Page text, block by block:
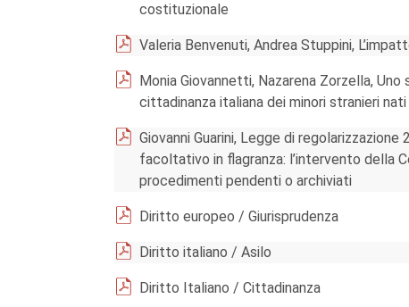
costituzionale
Valeria Benvenuti, Andrea Stuppini,
Monia Giovannetti, Nazarena Zorzella,
cittadinanza italiana dei minori stranieri
Giovanni Guarini, Legge di
facoltativo in flagranza: l’intervento della
procedimenti pendenti o archiviati
Diritto europeo / Giurisprudenza
Diritto italiano / Asilo
Diritto Italiano / Cittadinanza